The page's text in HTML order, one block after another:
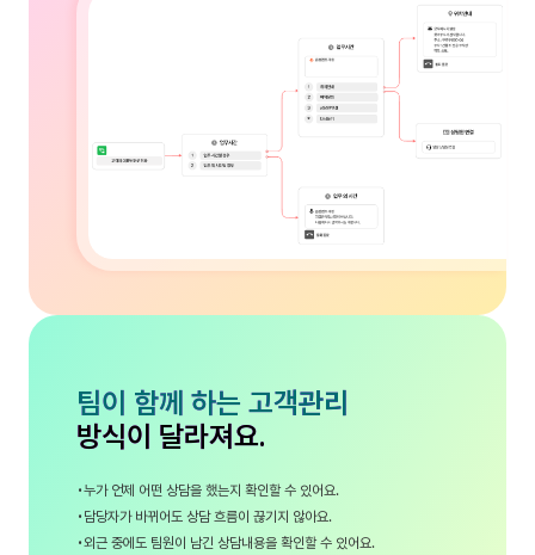
팀이 함께 하는 고객관리
방식이 달라져요.
누가 언제 어떤 상담을 했는지 확인할 수 있어요.
담당자가 바뀌어도 상담 흐름이 끊기지 않아요.
외근 중에도 팀원이 남긴 상담내용을 확인할 수 있어요.